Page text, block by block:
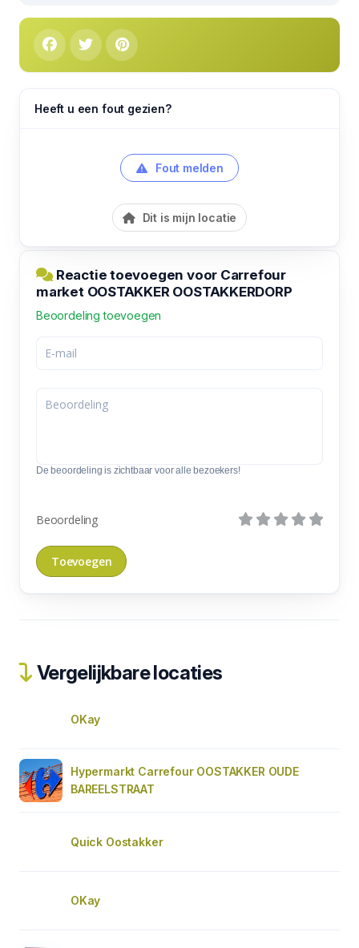
Heeft u een fout gezien?
Fout melden
Dit is mijn locatie
Reactie toevoegen voor Carrefour
market OOSTAKKER OOSTAKKERDORP
Beoordeling toevoegen
De beoordeling is zichtbaar voor alle bezoekers!
Beoordeling
Vergelijkbare locaties
OKay
Hypermarkt Carrefour OOSTAKKER OUDE
BAREELSTRAAT
Quick Oostakker
OKay